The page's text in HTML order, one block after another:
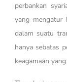
perbankan
yang mengatur
dalam suatu
hanya sebatas
keagamaan